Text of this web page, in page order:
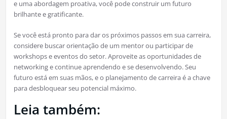
e uma abordagem proativa, você pode construir um futuro
brilhante e gratificante.
Se você está pronto para dar os próximos passos em sua carreira,
considere buscar orientação de um mentor ou participar de
workshops e eventos do setor. Aproveite as oportunidades de
networking e continue aprendendo e se desenvolvendo. Seu
futuro está em suas mãos, e o planejamento de carreira é a chave
para desbloquear seu potencial máximo.
Leia também: